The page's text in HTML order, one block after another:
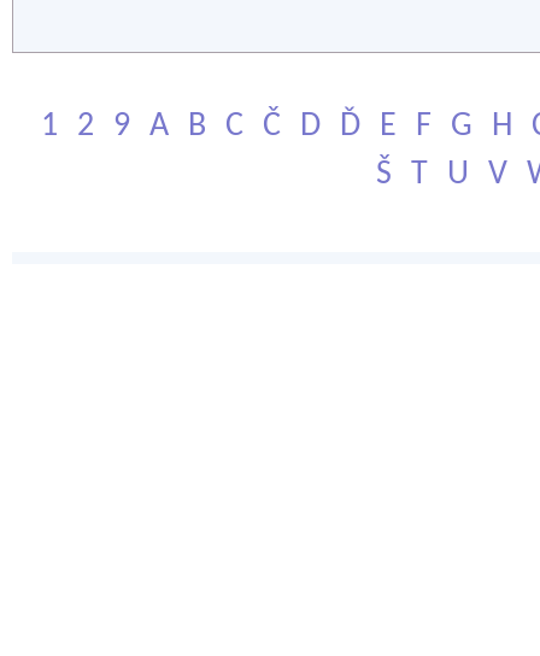
1 2 9 A B C Č D Ď E F G H
Š
T U V